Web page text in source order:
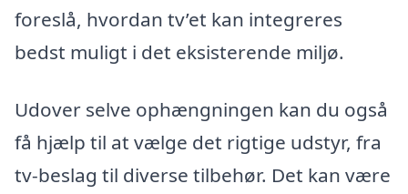
foreslå, hvordan tv’et kan integreres
bedst muligt i det eksisterende miljø.
Udover selve ophængningen kan du også
få hjælp til at vælge det rigtige udstyr, fra
tv-beslag til diverse tilbehør. Det kan være